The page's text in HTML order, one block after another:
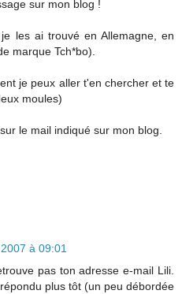
sur mon blog !
les ai trouvé en Allemagne, en
marque Tch*bo).
je peux aller t'en chercher et te
moules)
le mail indiqué sur mon blog.
à 09:01
pas ton adresse e-mail Lili.
plus tôt (un peu débordée